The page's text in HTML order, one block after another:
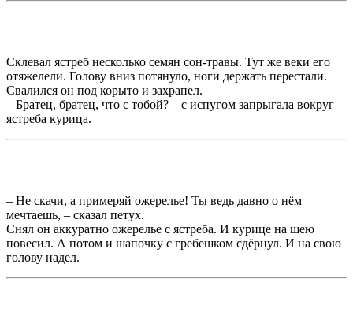
Склевал ястреб несколько семян сон-травы. Тут же веки его
отяжелели. Голову вниз потянуло, ноги держать перестали.
Свалился он под корыто и захрапел.
– Братец, братец, что с тобой? – с испугом запрыгала вокруг
ястреба курица.
– Не скачи, а примеряй ожерелье! Ты ведь давно о нём
мечтаешь, – сказал петух.
Снял он аккуратно ожерелье с ястреба. И курице на шею
повесил. А потом и шапочку с гребешком сдёрнул. И на свою
голову надел.